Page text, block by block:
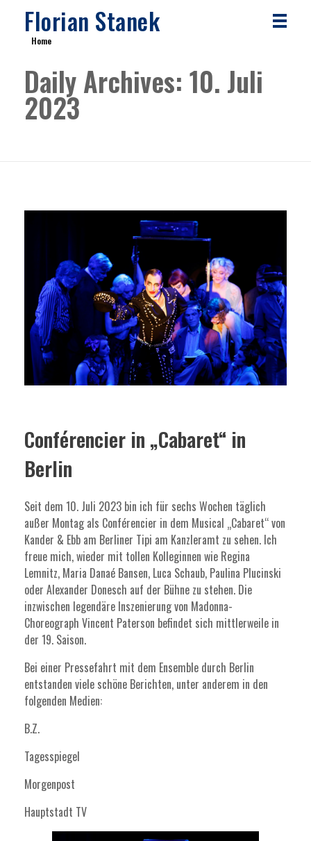
Florian Stanek
Home
Daily Archives: 10. Juli
2023
Conférencier in „Cabaret“ in
Berlin
Seit dem 10. Juli 2023 bin ich für sechs Wochen täglich
außer Montag als Conférencier in dem Musical „Cabaret“ von
Kander & Ebb am Berliner Tipi am Kanzleramt zu sehen. Ich
freue mich, wieder mit tollen Kolleginnen wie Regina
Lemnitz, Maria Danaé Bansen, Luca Schaub, Paulina Plucinski
oder Alexander Donesch auf der Bühne zu stehen. Die
inzwischen legendäre Inszenierung von Madonna-
Choreograph Vincent Paterson befindet sich mittlerweile in
der 19. Saison.
Bei einer Pressefahrt mit dem Ensemble durch Berlin
entstanden viele schöne Berichten, unter anderem in den
folgenden Medien:
B.Z.
Tagesspiegel
Morgenpost
Hauptstadt TV